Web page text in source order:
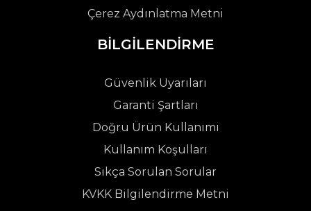
Çerez Aydınlatma Metni
BİLGİLENDİRME
Güvenlik Uyarıları
Garanti Şartları
Doğru Ürün Kullanımı
Kullanım Koşulları
Sıkça Sorulan Sorular
KVKK Bilgilendirme Metni